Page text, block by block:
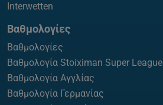
Interwetten
Βαθμολογίες
Βαθμολογίες
Βαθμολογία Stoiximan Super League
Βαθμολογία Αγγλίας
Βαθμολογία Γερμανίας